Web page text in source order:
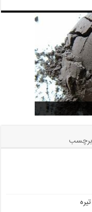
کرمان
در اصفهان
برچسب